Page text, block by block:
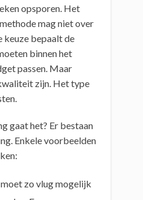
opsporen. Het
mag niet over
keuze bepaalt de
binnen het
passen. Maar
zijn. Het type
gaat het? Er bestaan
Enkele voorbeelden
zo vlug mogelijk